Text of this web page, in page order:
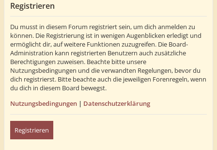
Registrieren
Du musst in diesem Forum registriert sein, um dich anmelden zu
können. Die Registrierung ist in wenigen Augenblicken erledigt und
ermöglicht dir, auf weitere Funktionen zuzugreifen. Die Board-
Administration kann registrierten Benutzern auch zusätzliche
Berechtigungen zuweisen. Beachte bitte unsere
Nutzungsbedingungen und die verwandten Regelungen, bevor du
dich registrierst. Bitte beachte auch die jeweiligen Forenregeln, wenn
du dich in diesem Board bewegst.
Nutzungsbedingungen | Datenschutzerklärung
Registrieren